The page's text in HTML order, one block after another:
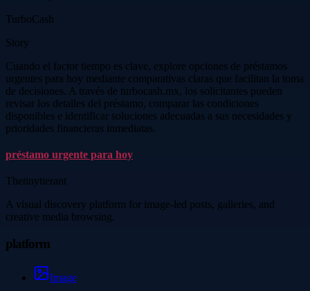
TurboCash
Story
Cuando el factor tiempo es clave, explore opciones de préstamos
urgentes para hoy mediante comparativas claras que facilitan la toma
de decisiones. A través de turbocash.mx, los solicitantes pueden
revisar los detalles del préstamo, comparar las condiciones
disponibles e identificar soluciones adecuadas a sus necesidades y
prioridades financieras inmediatas.
préstamo urgente para hoy
Thetinytierant
A visual discovery platform for image-led posts, galleries, and
creative media browsing.
platform
Image